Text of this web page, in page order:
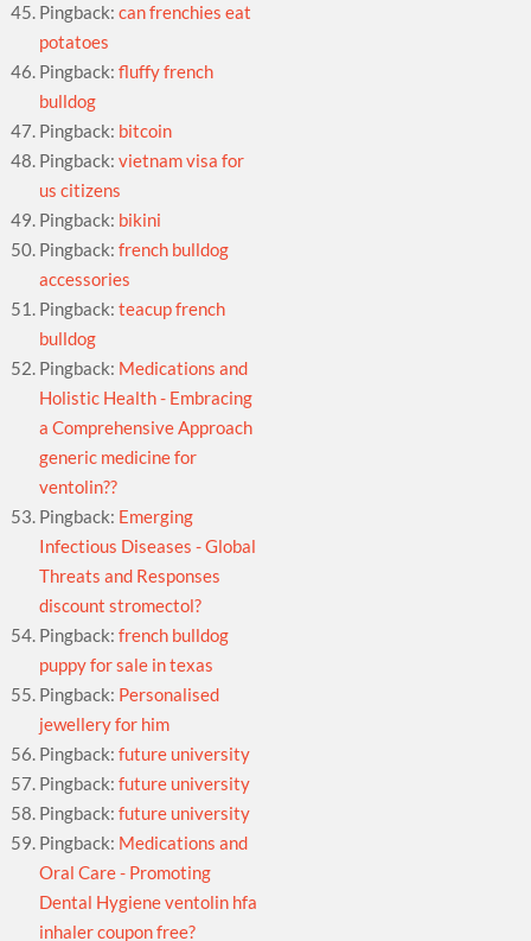
Pingback:can frenchies eat
potatoes
Pingback:fluffy french
bulldog
Pingback: bitcoin
Pingback:vietnam visa for
us citizens
Pingback: bikini
Pingback:french bulldog
accessories
Pingback:teacup french
bulldog
Pingback: Medications and
Holistic Health - Embracing
a Comprehensive Approach
generic medicine for
ventolin??
Pingback: Emerging
Infectious Diseases - Global
Threats and Responses
discount stromectol?
Pingback:french bulldog
puppy for sale in texas
Pingback: Personalised
jewellery for him
Pingback:future university
Pingback:future university
Pingback:future university
Pingback: Medications and
Oral Care - Promoting
Dental Hygiene ventolin hfa
inhaler coupon free?